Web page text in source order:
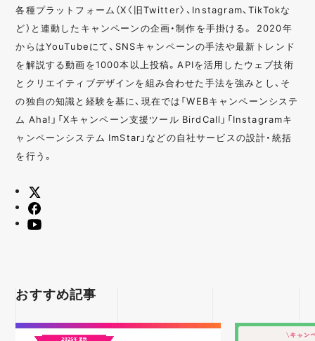
各種プラットフォーム（X〈旧Twitter〉、Instagram、TikTokな
ど）と連動したキャンペーンの企画・制作を手掛ける。 2020年
からはYouTubeにて、SNSキャンペーンの手法や最新トレンド
を解説する動画を1000本以上投稿。APIを活用したウェブ技術
とクリエイティブデザインを組み合わせた手法を強みとし、そ
の独自の知識と経験を基に、現在では「WEBキャンペーンシステ
ム Aha!」「Xキャンペーン支援ツール BirdCall」「Instagramキ
ャンペーンシステム ImStar」などの自社サービスの設計・統括
を行う。
おすすめ記事